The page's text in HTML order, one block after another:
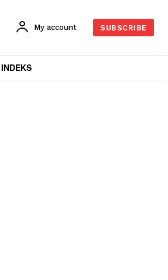
My account SUBSCRIBE
INDEKS